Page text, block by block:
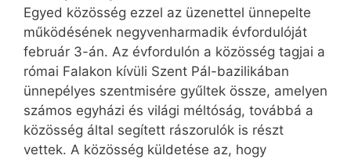
Egyed közösség ezzel az üzenettel ünnepelte
működésének negyvenharmadik évfordulóját
február 3-án. Az évfordulón a közösség tagjai a
római Falakon kívüli Szent Pál-bazilikában
ünnepélyes szentmisére gyűltek össze, amelyen
számos egyházi és világi méltóság, továbbá a
közösség által segített rászorulók is részt
vettek. A közösség küldetése az, hogy